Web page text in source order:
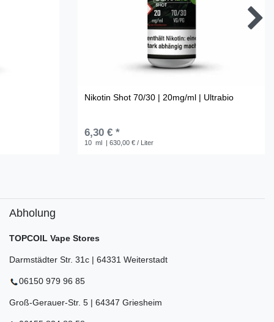
Nikotin Shot 70/30 | 20mg/ml | Ultrabio
6,30 € *
10 ml | 630,00 € / Liter
Abholung
TOPCOIL Vape Stores
Darmstädter Str. 31c | 64331 Weiterstadt
06150 979 96 85
Groß-Gerauer-Str. 5 | 64347 Griesheim